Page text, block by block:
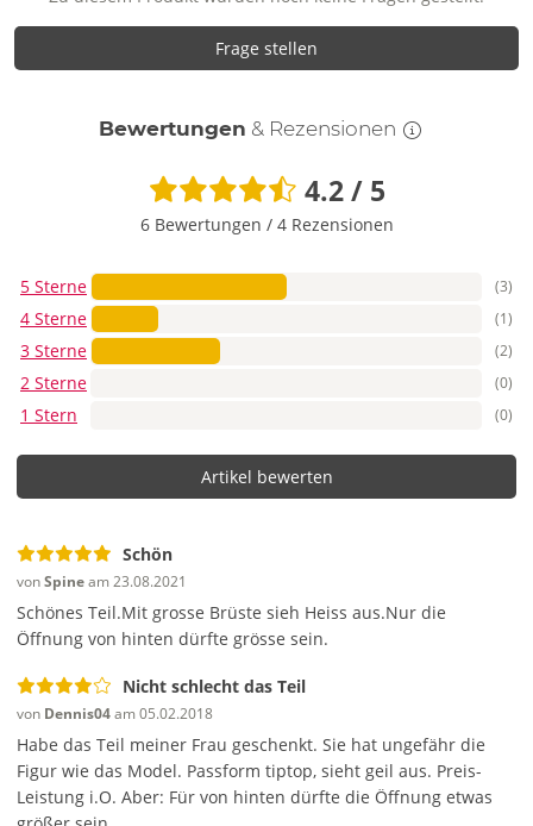
Frage stellen
Bewertungen & Rezensionen
4.2 / 5
6 Bewertungen / 4 Rezensionen
5 Sterne (3)
4 Sterne (1)
3 Sterne (2)
2 Sterne (0)
1 Stern (0)
Artikel bewerten
Schön
vonSpineam 23.08.2021
Schönes Teil.Mit grosse Brüste sieh Heiss aus.Nur die
Öffnung von hinten dürfte grösse sein.
Nicht schlecht das Teil
von Dennis04am 05.02.2018
Habe das Teil meiner Frau geschenkt. Sie hat ungefähr die
Figur wie das Model. Passform tiptop, sieht geil aus. Preis-
Leistung i.O. Aber: Für von hinten dürfte die Öffnung etwas